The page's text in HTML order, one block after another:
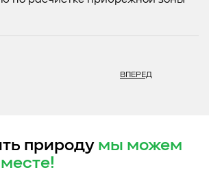
ВПЕРЕД
природу мы можем